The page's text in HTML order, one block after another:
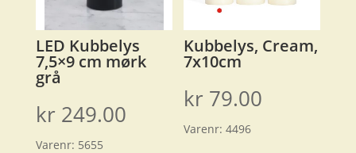
LED Kubbelys
7,5×9 cm mørk
grå
kr 249.00
Varenr: 5655
Kubbelys, Cream,
7x10cm
kr 79.00
Varenr:4496